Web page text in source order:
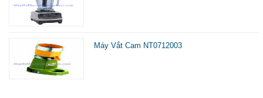
Máy Vắt Cam NT0712003